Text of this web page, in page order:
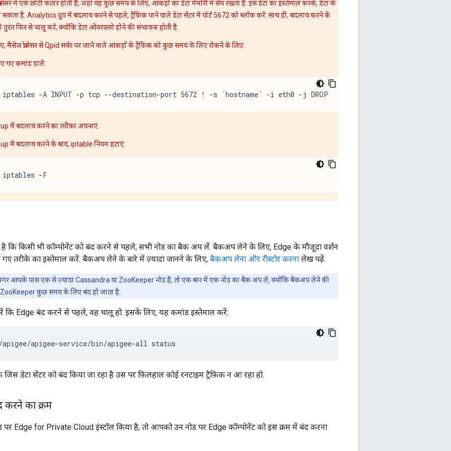
में एक छोटी कतार होती है, जहां वह कुछ समय के लिए, आंकड़ों का डेटा मेमोरी में सेव रखता है. इस डेटा का इस्तेमाल करके, डेटा के
सकता है. Analytics ग्रुप में बदलाव करने से पहले, ट्रैफ़िक पाने वाले डेटा सेंटर में पोर्ट 5672 को ब्लॉक करें. साथ ही, बदलाव करने के
तुरंत फिर से चालू करें, क्योंकि डेटा ओवरफ़्लो होने की संभावना होती है.
मैसेज प्रोसेसर से Qpid सर्वर पर जाने वाले आंकड़ों के ट्रैफ़िक को कुछ समय के लिए रोकने के लिए:
गए कमांड डालें:
iptables -A INPUT -p tcp --destination-port 5672 ! -s `hostname` -i eth0 -j DROP
में बदलाव करने का तरीका अपनाएं.
में बदलाव करने के बाद, iptable नियम हटाएं:
iptables -F
है कि किसी भी कॉम्पोनेंट को बंद करने से पहले, सभी नोड का बैक अप लें. बैकअप लेने के लिए, Edge के मौजूदा वर्शन
गए तरीके का इस्तेमाल करें. बैकअप लेने के बारे में ज़्यादा जानने के लिए, बैकअप लेना और रीस्टोर करना लेख पढ़ें.
आपके पास एक से ज़्यादा Cassandra या ZooKeeper नोड हैं, तो एक बार में एक नोड का बैक अप लें, क्योंकि बैकअप लेने की
ZooKeeper कुछ समय के लिए बंद हो जाता है.
कि Edge बंद करने से पहले, वह चालू हो. इसके लिए, यह कमांड इस्तेमाल करें:
apigee-service/bin/apigee-all status
डेटा सेंटर को बंद किया जा रहा है उस पर फ़िलहाल कोई रनटाइम ट्रैफ़िक न आ रहा हो.
करने का क्रम
Edge for Private Cloud इंस्टॉल किया है, तो आपको उन नोड पर Edge कॉम्पोनेंट को इस क्रम में बंद करना